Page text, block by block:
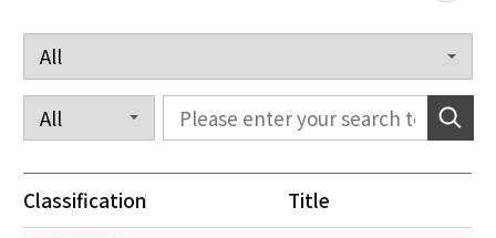
Classification Title